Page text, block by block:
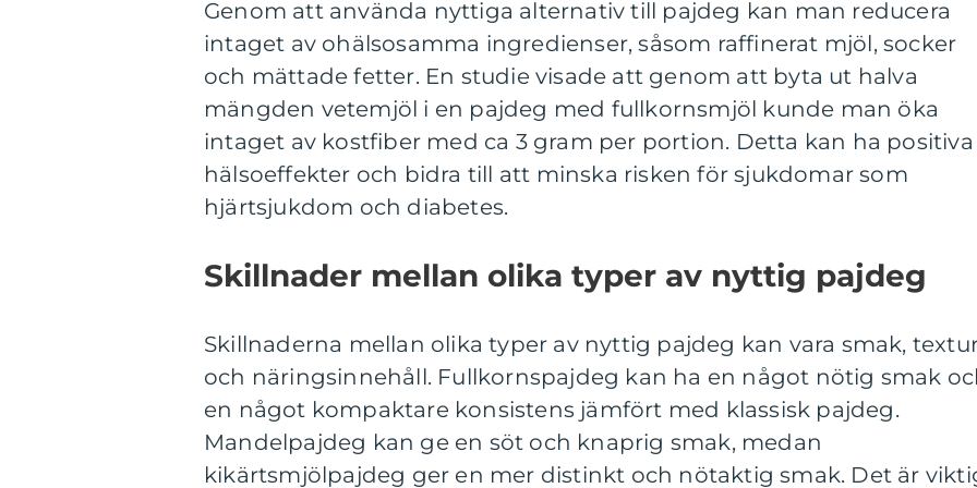
Genom att använda nyttiga alternativ till pajdeg kan man reducera
intaget av ohälsosamma ingredienser, såsom raffinerat mjöl, socker
och mättade fetter. En studie visade att genom att byta ut halva
mängden vetemjöl i en pajdeg med fullkornsmjöl kunde man öka
intaget av kostfiber med ca 3 gram per portion. Detta kan ha positiva
hälsoeffekter och bidra till att minska risken för sjukdomar som
hjärtsjukdom och diabetes.
Skillnader mellan olika typer av nyttig pajdeg
Skillnaderna mellan olika typer av nyttig pajdeg kan vara smak,
och näringsinnehåll. Fullkornspajdeg kan ha en något nötig smak
en något kompaktare konsistens jämfört med klassisk pajdeg.
Mandelpajdeg kan ge en söt och knaprig smak, medan
kikärtsmjölpajdeg ger en mer distinkt och nötaktig smak. Det är